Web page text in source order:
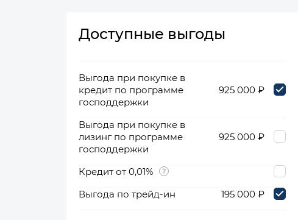
Доступные выгоды
Выгода при покупке в
кредит по программе
господдержки
925 000 ₽
Выгода при покупке в
лизинг по программе
господдержки
925 000 ₽
Кредит от 0,01%
Выгода по трейд-ин
195 000 ₽